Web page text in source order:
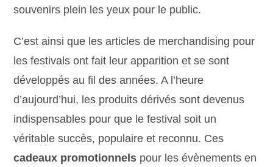
souvenirs plein les yeux pour le public.
C’est ainsi que les articles de merchandising pour
les festivals ont fait leur apparition et se sont
développés au fil des années. A l’heure
d’aujourd’hui, les produits dérivés sont devenus
indispensables pour que le festival soit un
véritable succès, populaire et reconnu. Ces
cadeaux promotionnels pour les évènements en